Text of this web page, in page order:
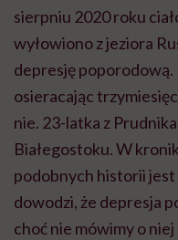
sierpniu 2020 roku
wyłowiono z jeziora
depresję poporodową.
osieracając
nie. 23-latka z
Białegostoku. W
podobnych historii jest
dowodzi, że depresja
choć nie mówimy o